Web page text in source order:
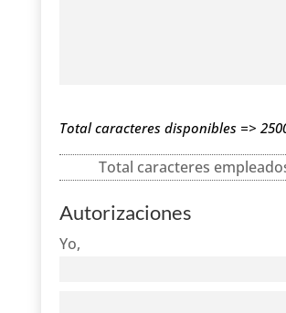
Total caracteres disponibles =>
Total caracteres
Autorizaciones
Yo,